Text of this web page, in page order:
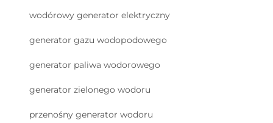
wodórowy generator elektryczny
generator gazu wodорodowego
generator paliwa wodorowego
generator zielonego wodoru
przenośny generator wodoru